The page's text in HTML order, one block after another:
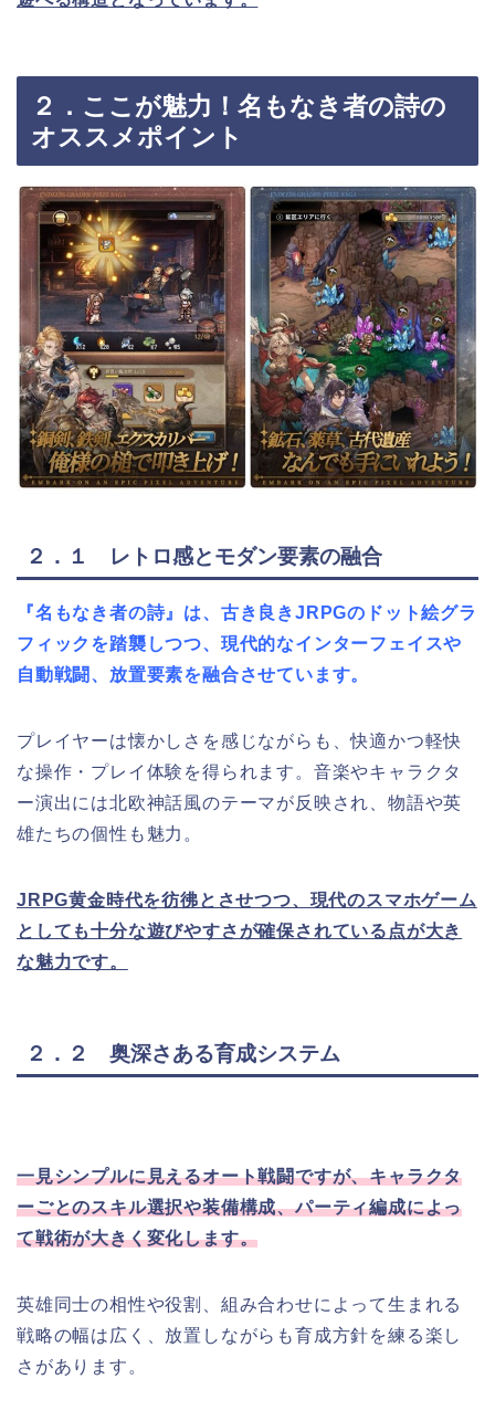
２．ここが魅力！名もなき者の詩の
オススメポイント
２．１ レトロ感とモダン要素の融合
『名もなき者の詩』は、古き良きJRPGのドット絵グラ
フィックを踏襲しつつ、現代的なインターフェイスや
自動戦闘、放置要素を融合させています。
プレイヤーは懐かしさを感じながらも、快適かつ軽快
な操作・プレイ体験を得られます。音楽やキャラクタ
ー演出には北欧神話風のテーマが反映され、物語や英
雄たちの個性も魅力。
JRPG黄金時代を彷彿とさせつつ、現代のスマホゲーム
としても十分な遊びやすさが確保されている点が大き
な魅力です。
２．２ 奥深さある育成システム
一見シンプルに見えるオート戦闘ですが、キャラクタ
ーごとのスキル選択や装備構成、パーティ編成によっ
て戦術が大きく変化します。
英雄同士の相性や役割、組み合わせによって生まれる
戦略の幅は広く、放置しながらも育成方針を練る楽し
さがあります。